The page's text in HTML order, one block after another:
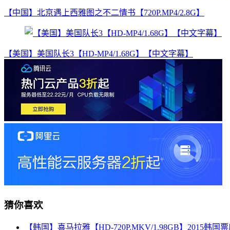
【中国】北京遇上西雅图之不二情书【720P.MP4/2.8G】
【美国】美国队长3【HD-MP4/1.68G】【中文字幕】
猜你喜欢
【韩国】喜马拉雅【HD-720P.MKV/1.98GB】2015韩国